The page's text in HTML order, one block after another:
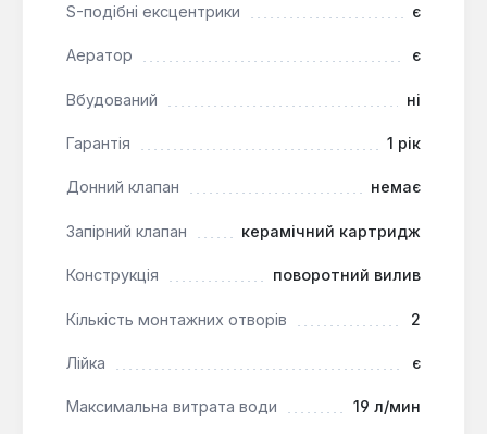
монтажу на стіну ванної кімнати з двома
монтажними отворами. Він оптимально підходить
потрібне надійне та ергономічне рішення для
S-подібні ексцентрики є
Аератор є
Вбудований ні
Гарантія 1 рік
Донний клапан немає
Запірний клапан керамічний картридж
Конструкція поворотний вилив
Кількість монтажних отворів 2
Лійка є
Максимальна витрата води 19 л/мин